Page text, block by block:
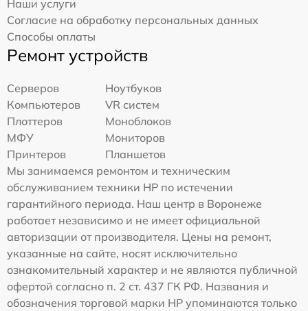
Наши услуги
Согласие на обработку персональных данных
Способы оплаты
Ремонт устройств
Серверов
Ноутбуков
Компьютеров
VR систем
Плоттеров
Моноблоков
МФУ
Мониторов
Принтеров
Планшетов
Мы занимаемся ремонтом и техническим
обслуживанием техники HP по истечении
гарантийного периода. Наш центр в Воронеже
работает независимо и не имеет официальной
авторизации от производителя. Цены на ремонт,
указанные на сайте, носят исключительно
ознакомительный характер и не являются публичной
офертой согласно п. 2 ст. 437 ГК РФ. Названия и
обозначения торговой марки HP упоминаются только